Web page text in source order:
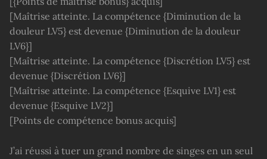
[Maîtrise atteinte. La compétence {Diminution de la
douleur LV5} est devenue {Diminution de la douleur
LV6}]
[Maîtrise atteinte. La compétence {Discrétion LV5} est
devenue {Discrétion LV6}]
[Maîtrise atteinte. La compétence {Esquive LV1} est
devenue {Esquive LV2}]
[Points de compétence bonus acquis]
J’ai réussi à tuer un grand nombre de singes en un seul